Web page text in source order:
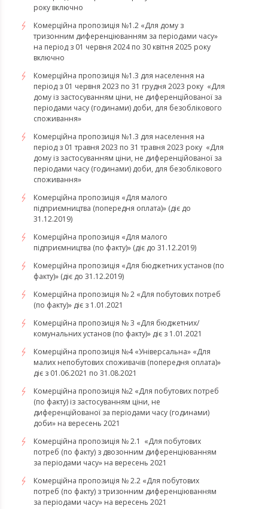
року включно
Комерційна пропозиція №1.2 «Для дому з
тризонним диференціюванням за періодами часу»
на період з 01 червня 2024 по 30 квітня 2025 року
включно
​​​​​​​Комерційна пропозиція №1.3 для населення на
період з 01 червня 2023 по 31 грудня 2023 року «Для
дому із застосуванням ціни, не диференційованої за
періодами часу (годинами) доби, для безоблікового
споживання»
​​​​​​​Комерційна пропозиція №1.3 для населення на
період з 01 травня 2023 по 31 травня 2023 року «Для
дому із застосуванням ціни, не диференційованої за
періодами часу (годинами) доби, для безоблікового
споживання»
Комерційна пропозиція «Для малого
підприємництва (попередня оплата)» (діє до
31.12.2019)
Комерційна пропозиція «Для малого
підприємництва (по факту)» (діє до 31.12.2019)
Комерційна пропозиція «Для бюджетних установ (по
факту)» (діє до 31.12.2019)
Комерційна пропозиція № 2 «Для побутових потреб
(по факту)» діє з 1.01.2021
Комерційна пропозиція № 3 «Для бюджетних/
комунальних установ (по факту)» діє з 1.01.2021
Комерційна пропозиція №4 «Універсальна» «Для
малих непобутових споживачів (попередня оплата)»
діє з 01.06.2021 по 31.08.2021
Комерційна пропозиція №2 «Для побутових потреб
(по факту) із застосуванням ціни, не
диференційованої за періодами часу (годинами)
доби» на вересень 2021
Комерційна пропозиція № 2.1 «Для побутових
потреб (по факту) з двозонним диференціюванням
за періодами часу» на вересень 2021
Комерційна пропозиція № 2.2 «Для побутових
потреб (по факту) з тризонним диференціюванням
за періодами часу» на вересень 2021